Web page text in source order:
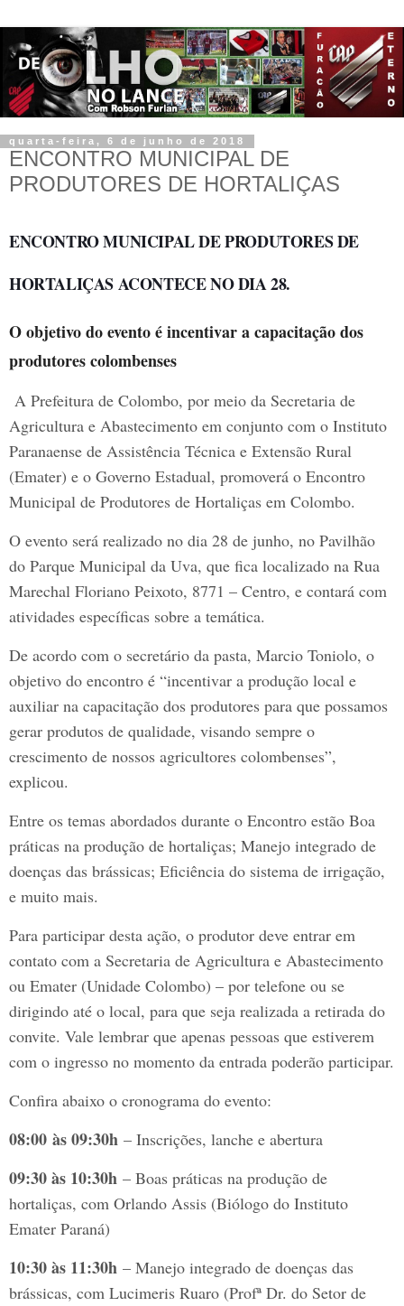
quarta-feira, 6 de junho de 2018
ENCONTRO MUNICIPAL DE
PRODUTORES DE HORTALIÇAS
ENCONTRO MUNICIPAL DE PRODUTORES DE
HORTALIÇAS ACONTECE NO DIA 28.
O objetivo do evento é incentivar a capacitação dos
produtores colombenses
A Prefeitura de Colombo, por meio da Secretaria de
Agricultura e Abastecimento em conjunto com o Instituto
Paranaense de Assistência Técnica e Extensão Rural
(Emater) e o Governo Estadual, promoverá o Encontro
Municipal de Produtores de Hortaliças em Colombo.
O evento será realizado no dia 28 de junho, no Pavilhão
do Parque Municipal da Uva, que fica localizado na Rua
Marechal Floriano Peixoto, 8771 – Centro, e contará com
atividades específicas sobre a temática.
De acordo com o secretário da pasta, Marcio Toniolo, o
objetivo do encontro é “incentivar a produção local e
auxiliar na capacitação dos produtores para que possamos
gerar produtos de qualidade, visando sempre o
crescimento de nossos agricultores colombenses”,
explicou.
Entre os temas abordados durante o Encontro estão Boa
práticas na produção de hortaliças; Manejo integrado de
doenças das brássicas; Eficiência do sistema de irrigação,
e muito mais.
Para participar desta ação, o produtor deve entrar em
contato com a Secretaria de Agricultura e Abastecimento
ou Emater (Unidade Colombo) – por telefone ou se
dirigindo até o local, para que seja realizada a retirada do
convite. Vale lembrar que apenas pessoas que estiverem
com o ingresso no momento da entrada poderão participar.
Confira abaixo o cronograma do evento:
08:00 às 09:30h – Inscrições, lanche e abertura
09:30 às 10:30h – Boas práticas na produção de
hortaliças, com Orlando Assis (Biólogo do Instituto
Emater Paraná)
10:30 às 11:30h – Manejo integrado de doenças das
brássicas, com Lucimeris Ruaro (Profª Dr. do Setor de